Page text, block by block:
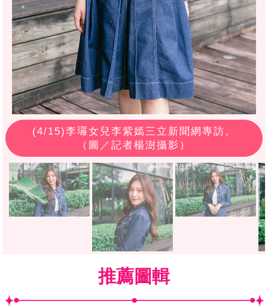
(4/15)李㼈女兒李紫嫣三立新聞網專訪。
（圖／記者楊澍攝影）
推薦圖輯